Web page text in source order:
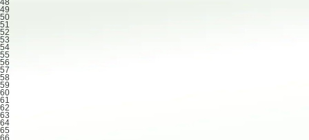
49
50
51
52
53
54
55
56
57
58
59
60
61
62
63
64
65
66